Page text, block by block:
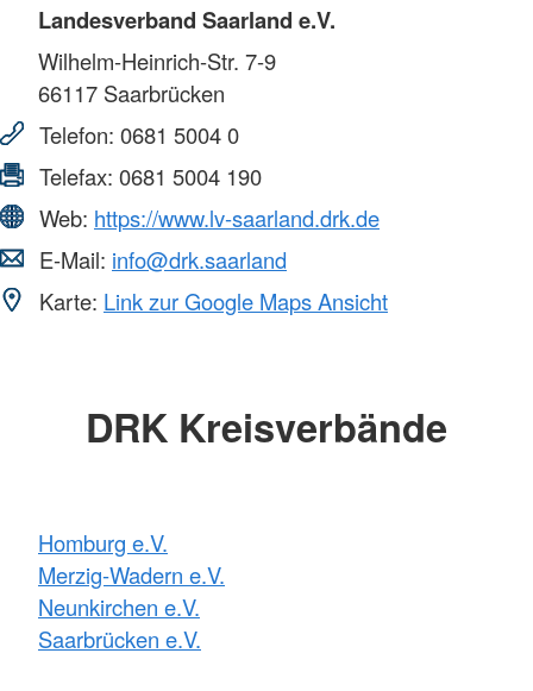
Landesverband Saarland e.V.
Wilhelm-Heinrich-Str. 7-9
66117 Saarbrücken
Telefon: 0681 5004 0
Telefax: 0681 5004 190
Web: https://www.lv-saarland.drk.de
E-Mail: info@drk.saarland
Karte: Link zur Google Maps Ansicht
DRK Kreisverbände
Homburg e.V.
Merzig-Wadern e.V.
Neunkirchen e.V.
Saarbrücken e.V.